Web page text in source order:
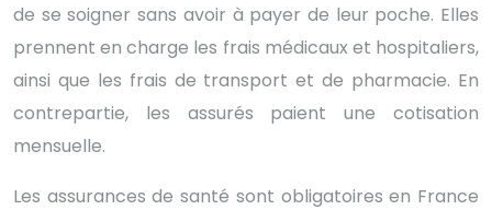
de se soigner sans avoir à payer de leur poche. Elles
prennent en charge les frais médicaux et hospitaliers,
ainsi que les frais de transport et de pharmacie. En
contrepartie, les assurés paient une cotisation
mensuelle.
Les assurances de santé sont obligatoires en France